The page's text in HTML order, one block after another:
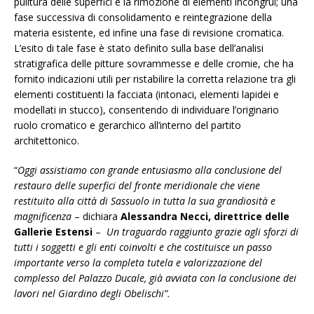
fase successiva di consolidamento e reintegrazione della
materia esistente, ed infine una fase di revisione cromatica.
L’esito di tale fase è stato definito sulla base dell’analisi
stratigrafica delle pitture sovrammesse e delle cromie, che ha
fornito indicazioni utili per ristabilire la corretta relazione tra gli
elementi costituenti la facciata (intonaci, elementi lapidei e
modellati in stucco), consentendo di individuare l’originario
ruolo cromatico e gerarchico all’interno del partito
architettonico.
“Oggi assistiamo con grande entusiasmo alla conclusione del
restauro delle superfici del fronte meridionale che viene
restituito alla città di Sassuolo in tutta la sua grandiosità e
magnificenza – dichiara Alessandra Necci, direttrice delle
Gallerie Estensi – Un traguardo raggiunto grazie agli sforzi di
tutti i soggetti e gli enti coinvolti e che costituisce un passo
importante verso la completa tutela e valorizzazione del
complesso del Palazzo Ducale, già avviata con la conclusione dei
lavori nel Giardino degli Obelischi”.